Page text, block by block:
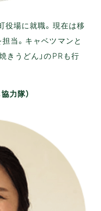
役場に就職。現在は移
当。キャベツマンと
きうどん」のPRも行
力隊）